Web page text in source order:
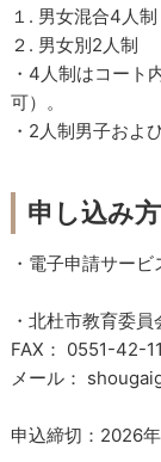
１. 男女混合4人制
２. 男女別2人制
・4人制はコート
可）。
・2人制男子およ
申し込み
・電子申請サー
・北杜市教育委
FAX： 0551-42-
メール：
申込締切：2026